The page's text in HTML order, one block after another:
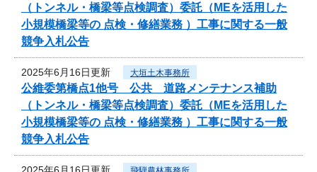
（トンネル・橋梁等点検調査）委託（MEを活用した
小規模橋梁等の 点検・修繕業務 ）工事に関する一般
競争入札公告
2025年6月16日更新 大垣土木事務所
公維委第橋点1他号 公共 道路メンテナンス補助
（トンネル・橋梁等点検調査）委託（MEを活用した
小規模橋梁等の 点検・修繕業務 ）工事に関する一般
競争入札公告